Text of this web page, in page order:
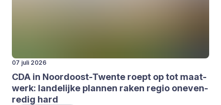
07 juli 2026
CDA in Noord­oost-Twen­te roept op tot maat­
werk: lan­de­lij­ke plan­nen raken regio one­ven­
re­dig hard